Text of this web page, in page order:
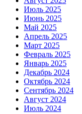
Июль 2025
Июнь 2025
Май 2025
Апрель 2025
Март 2025
Февраль 2025
Январь 2025
Декабрь 2024
Октябрь 2024
Сентябрь 2024
Август 2024
Июль 2024